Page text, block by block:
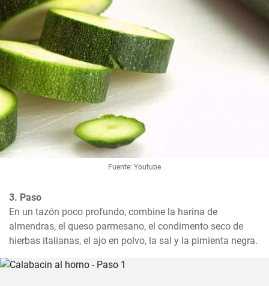
Fuente: Youtube
3. Paso
En un tazón poco profundo, combine la harina de
almendras, el queso parmesano, el condimento seco de
hierbas italianas, el ajo en polvo, la sal y la pimienta negra.